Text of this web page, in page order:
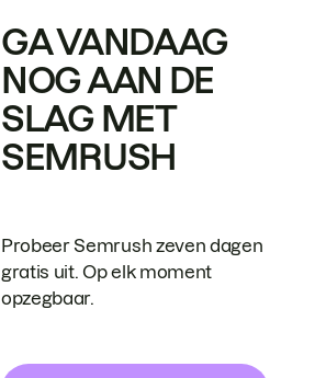
GA VANDAAG
NOG AAN DE
SLAG MET
SEMRUSH
Probeer Semrush zeven dagen
gratis uit. Op elk moment
opzegbaar.